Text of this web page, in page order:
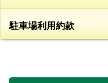
駐車場利用約款